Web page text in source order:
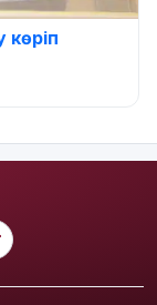
көріп